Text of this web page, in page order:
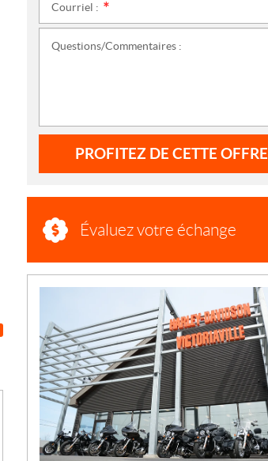
Courriel :
Questions/Commentaires :
PROFITEZ DE CETTE OFFRE
Évaluez votre échange
U
V
E
L
L
E
S